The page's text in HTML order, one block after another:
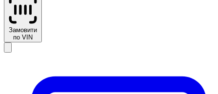
Замовити
по VIN